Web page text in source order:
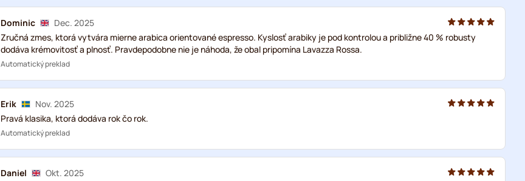
Dominic
Dec. 2025
Zručná zmes, ktorá vytvára mierne arabica orientované espresso. Kyslosť arabiky je pod kontrolou a približne 40 % robusty
dodáva krémovitosť a plnosť. Pravdepodobne nie je náhoda, že obal pripomína Lavazza Rossa.
Automatický preklad
Erik
Nov. 2025
Pravá klasika, ktorá dodáva rok čo rok.
Automatický preklad
Daniel
Okt. 2025